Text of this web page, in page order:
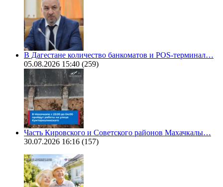
В Дагестане количество банкоматов и POS-терминал…
05.08.2026 15:40 (259)
Часть Кировского и Советского районов Махачкалы…
30.07.2026 16:16 (157)